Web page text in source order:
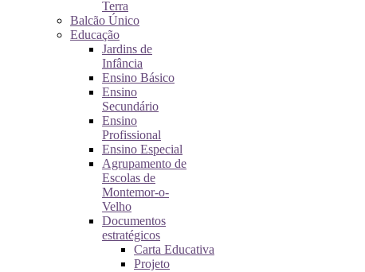
Terra
Balcão Único
Educação
Jardins de
Infância
Ensino Básico
Ensino
Secundário
Ensino
Profissional
Ensino Especial
Agrupamento de
Escolas de
Montemor-o-
Velho
Documentos
estratégicos
Carta Educativa
Projeto